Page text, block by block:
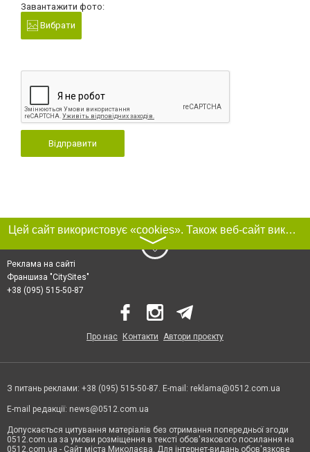
Завантажити фото:
Вибрати
Відправити
Цей сайт використовує «cookies». Також веб-сайт використовує інтернет-сервіс для збору технічних даних стосовно відвідувачів з метою отримання маркетингової та статистичної інформації. Умови обробки даних відвідувачів сайту див.
〉
Реклама на сайті
Франшиза "CitySites"
+38 (095) 515-50-87
Про нас Контакти Автори проєкту
З питань реклами: +38 (095) 515-50-87. E-mail: reklama@0512.com.ua
E-mail редакції: news@0512.com.ua
Допускається цитування матеріалів без отримання попередньої згоди
0512.com.ua за умови розміщення в тексті обов'язкового посилання на
0512.com.ua - Сайт міста Миколаєва. Для інтернет-видань обов'язкове